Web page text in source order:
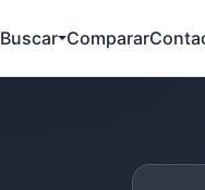
Buscar Comparar